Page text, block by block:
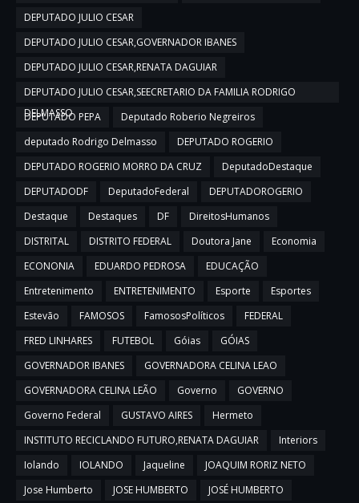
DEPUTADO JULIO CESAR
DEPUTADO JULIO CESAR,GOVERNADOR IBANES
DEPUTADO JULIO CESAR,RENATA DAGUIAR
DEPUTADO JULIO CESAR,SEECRETARIO DA FAMILIA RODRIGO
DELMASSO
DEPUTADO PEPA
Deputado Roberio Negreiros
deputado Rodrigo Delmasso
DEPUTADO ROGERIO
DEPUTADO ROGERIO MORRO DA CRUZ
DeputadoDestaque
DEPUTADODF
DeputadoFederal
DEPUTADOROGERIO
Destaque
Destaques DF
DireitosHumanos
DISTRITAL
DISTRITO FEDERAL Doutora Jane
Economia
ECONONIA
EDUARDO PEDROSA
EDUCAÇÃO
Entretenimento
ENTRETENIMENTO Esporte
Esportes
Estevão
FAMOSOS FamososPolíticos
FEDERAL
FRED LINHARES
FUTEBOL Góias
GÓIAS
GOVERNADOR IBANES
GOVERNADORA CELINA LEAO
GOVERNADORA CELINA LEÃO
Governo
GOVERNO
Governo Federal
GUSTAVO AIRES
Hermeto
INSTITUTO RECICLANDO FUTURO,RENATA DAGUIAR
Interiors
Iolando
IOLANDO Jaqueline
JOAQUIM RORIZ NETO
Jose Humberto
JOSE HUMBERTO
JOSÉ HUMBERTO